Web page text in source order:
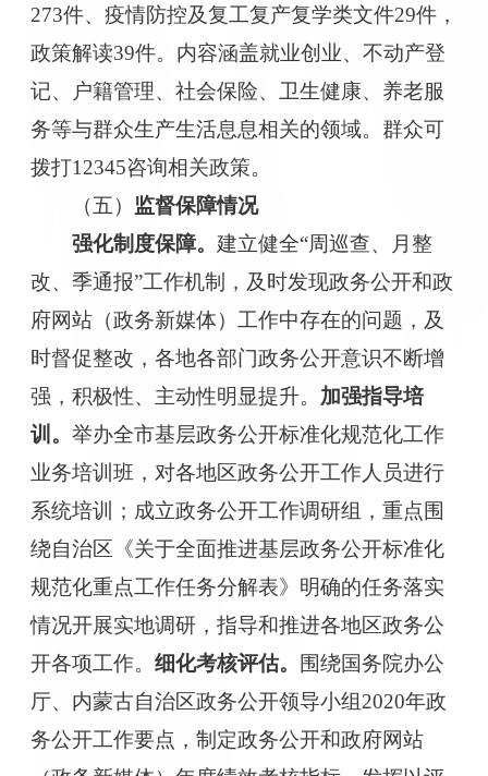
273件、疫情防控及复工复产复学类文件29件，
政策解读39件。内容涵盖就业创业、不动产登
记、户籍管理、社会保险、卫生健康、养老服
务等与群众生产生活息息相关的领域。群众可
拨打12345咨询相关政策。
（五） 监督保障情况
强化制度保障。建立健全“周巡查、月整
改、季通报”工作机制，及时发现政务公开和政
府网站（政务新媒体）工作中存在的问题，及
时督促整改，各地各部门政务公开意识不断增
强，积极性、主动性明显提升。 加强指导培
训。 举办全市基层政务公开标准化规范化工作
业务培训班 ， 对各地区政务公开工作人员进行
系统培训
； 成立政务公开工作调研组，重点围
绕自治区《关于全面推进基层政务公开标准化
规范化重点工作任务分解表》明确的任务落实
情况开展实地调研，指导和推进各地区政务公
开各项工作。 细化考核评估。 围绕国务院办公
厅、内蒙古自治区政务公开领导小组2020年政
务公开工作要点，制定政务公开和政府网站